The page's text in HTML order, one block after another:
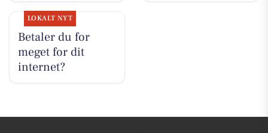
LOKALT NYT
Betaler du for
meget for dit
internet?